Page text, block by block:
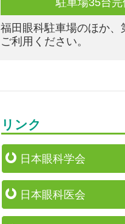
駐車場35台完
福田眼科駐車場のほか、
ご利用ください。
リンク
日本眼科学会
日本眼科医会